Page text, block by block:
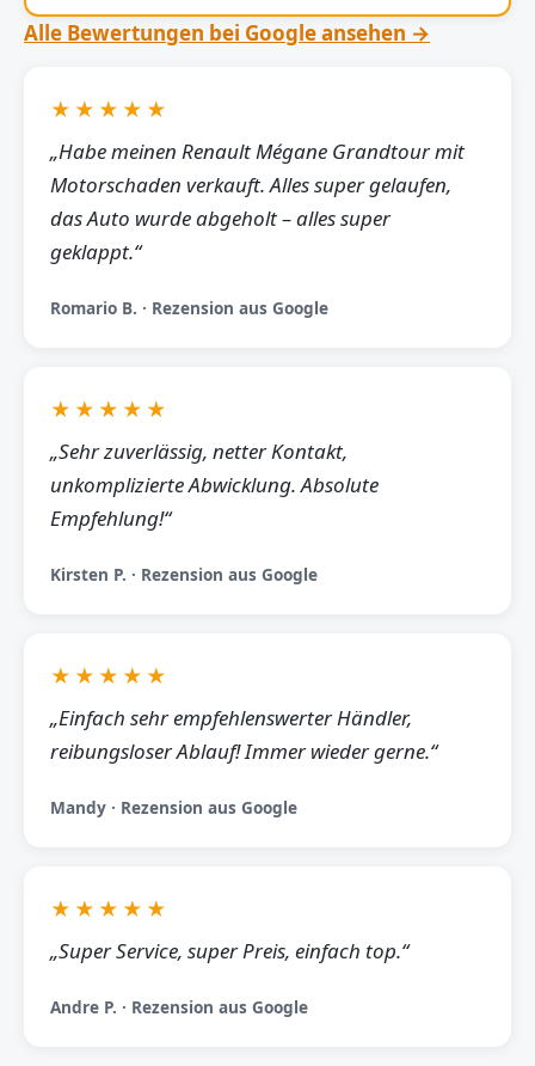
Alle Bewertungen bei Google ansehen →
★★★★★
„Habe meinen Renault Mégane Grandtour mit
Motorschaden verkauft. Alles super gelaufen,
das Auto wurde abgeholt – alles super
geklappt.“
Romario B. · Rezension aus Google
★★★★★
„Sehr zuverlässig, netter Kontakt,
unkomplizierte Abwicklung. Absolute
Empfehlung!“
Kirsten P. · Rezension aus Google
★★★★★
„Einfach sehr empfehlenswerter Händler,
reibungsloser Ablauf! Immer wieder gerne.“
Mandy · Rezension aus Google
★★★★★
„Super Service, super Preis, einfach top.“
Andre P. · Rezension aus Google